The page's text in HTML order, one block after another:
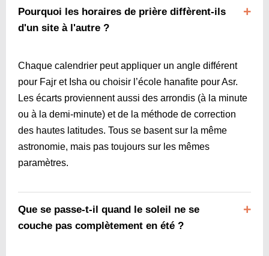
Pourquoi les horaires de prière diffèrent-ils
d'un site à l'autre ?
Chaque calendrier peut appliquer un angle différent
pour Fajr et Isha ou choisir l’école hanafite pour Asr.
Les écarts proviennent aussi des arrondis (à la minute
ou à la demi-minute) et de la méthode de correction
des hautes latitudes. Tous se basent sur la même
astronomie, mais pas toujours sur les mêmes
paramètres.
Que se passe-t-il quand le soleil ne se
couche pas complètement en été ?